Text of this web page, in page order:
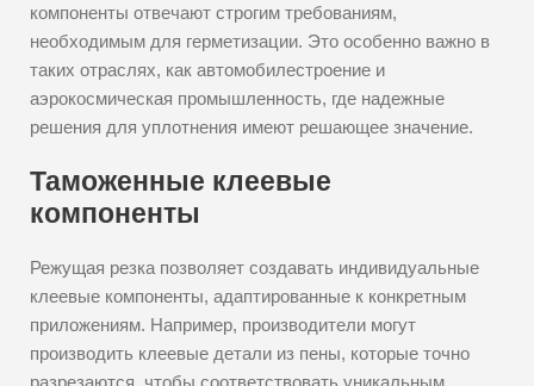
компоненты отвечают строгим требованиям,
необходимым для герметизации. Это особенно важно в
таких отраслях, как автомобилестроение и
аэрокосмическая промышленность, где надежные
решения для уплотнения имеют решающее значение.
Таможенные клеевые
компоненты
Режущая резка позволяет создавать индивидуальные
клеевые компоненты, адаптированные к конкретным
приложениям. Например, производители могут
производить клеевые детали из пены, которые точно
разрезаются, чтобы соответствовать уникальным